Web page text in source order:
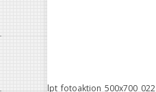
lpt_fotoaktion_500x700_022